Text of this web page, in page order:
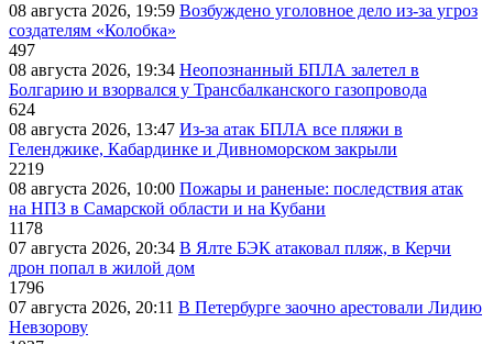
08 августа 2026, 19:59 Возбуждено уголовное дело из-за угроз
создателям «Колобка»
497
08 августа 2026, 19:34 Неопознанный БПЛА залетел в
Болгарию и взорвался у Трансбалканского газопровода
624
08 августа 2026, 13:47 Из-за атак БПЛА все пляжи в
Геленджике, Кабардинке и Дивноморском закрыли
2219
08 августа 2026, 10:00 Пожары и раненые: последствия атак
на НПЗ в Самарской области и на Кубани
1178
07 августа 2026, 20:34 В Ялте БЭК атаковал пляж, в Керчи
дрон попал в жилой дом
1796
07 августа 2026, 20:11 В Петербурге заочно арестовали Лидию
Невзорову